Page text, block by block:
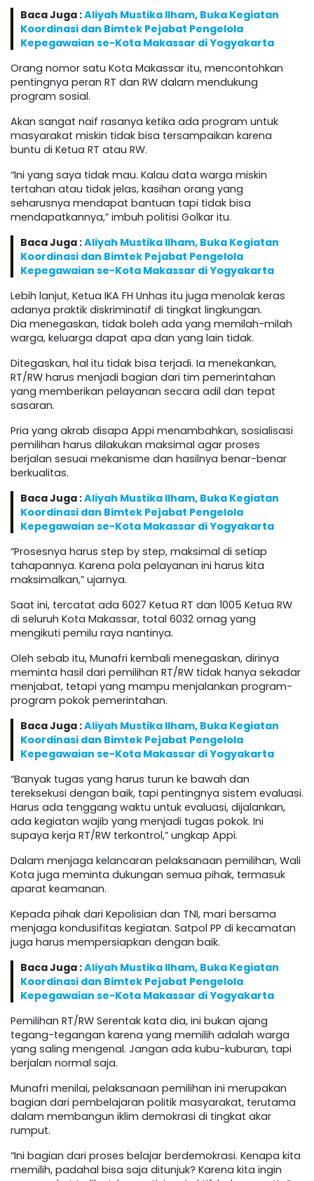
Baca Juga :Aliyah Mustika Ilham, Buka Kegiatan
Koordinasi dan Bimtek Pejabat Pengelola
Kepegawaian se-Kota Makassar di Yogyakarta
Orang nomor satu Kota Makassar itu, mencontohkan
pentingnya peran RT dan RW dalam mendukung
program sosial.
Akan sangat naif rasanya ketika ada program untuk
masyarakat miskin tidak bisa tersampaikan karena
buntu di Ketua RT atau RW.
“Ini yang saya tidak mau. Kalau data warga miskin
tertahan atau tidak jelas, kasihan orang yang
seharusnya mendapat bantuan tapi tidak bisa
mendapatkannya,” imbuh politisi Golkar itu.
Baca Juga :Aliyah Mustika Ilham, Buka Kegiatan
Koordinasi dan Bimtek Pejabat Pengelola
Kepegawaian se-Kota Makassar di Yogyakarta
Lebih lanjut, Ketua IKA FH Unhas itu juga menolak keras
adanya praktik diskriminatif di tingkat lingkungan.
Dia menegaskan, tidak boleh ada yang memilah-milah
warga, keluarga dapat apa dan yang lain tidak.
Ditegaskan, hal itu tidak bisa terjadi. Ia menekankan,
RT/RW harus menjadi bagian dari tim pemerintahan
yang memberikan pelayanan secara adil dan tepat
sasaran.
Pria yang akrab disapa Appi menambahkan, sosialisasi
pemilihan harus dilakukan maksimal agar proses
berjalan sesuai mekanisme dan hasilnya benar-benar
berkualitas.
Baca Juga :Aliyah Mustika Ilham, Buka Kegiatan
Koordinasi dan Bimtek Pejabat Pengelola
Kepegawaian se-Kota Makassar di Yogyakarta
“Prosesnya harus step by step, maksimal di setiap
tahapannya. Karena pola pelayanan ini harus kita
maksimalkan,” ujarnya.
Saat ini, tercatat ada 6027 Ketua RT dan 1005 Ketua RW
di seluruh Kota Makassar, total 6032 ornag yang
mengikuti pemilu raya nantinya.
Oleh sebab itu, Munafri kembali menegaskan, dirinya
meminta hasil dari pemilihan RT/RW tidak hanya sekadar
menjabat, tetapi yang mampu menjalankan program-
program pokok pemerintahan.
Baca Juga :Aliyah Mustika Ilham, Buka Kegiatan
Koordinasi dan Bimtek Pejabat Pengelola
Kepegawaian se-Kota Makassar di Yogyakarta
“Banyak tugas yang harus turun ke bawah dan
tereksekusi dengan baik, tapi pentingnya sistem evaluasi.
Harus ada tenggang waktu untuk evaluasi, dijalankan,
ada kegiatan wajib yang menjadi tugas pokok. Ini
supaya kerja RT/RW terkontrol,” ungkap Appi.
Dalam menjaga kelancaran pelaksanaan pemilihan, Wali
Kota juga meminta dukungan semua pihak, termasuk
aparat keamanan.
Kepada pihak dari Kepolisian dan TNI, mari bersama
menjaga kondusifitas kegiatan. Satpol PP di kecamatan
juga harus mempersiapkan dengan baik.
Baca Juga :Aliyah Mustika Ilham, Buka Kegiatan
Koordinasi dan Bimtek Pejabat Pengelola
Kepegawaian se-Kota Makassar di Yogyakarta
Pemilihan RT/RW Serentak kata dia, ini bukan ajang
tegang-tegangan karena yang memilih adalah warga
yang saling mengenal. Jangan ada kubu-kuburan, tapi
berjalan normal saja.
Munafri menilai, pelaksanaan pemilihan ini merupakan
bagian dari pembelajaran politik masyarakat, terutama
dalam membangun iklim demokrasi di tingkat akar
rumput.
“Ini bagian dari proses belajar berdemokrasi. Kenapa kita
memilih, padahal bisa saja ditunjuk? Karena kita ingin